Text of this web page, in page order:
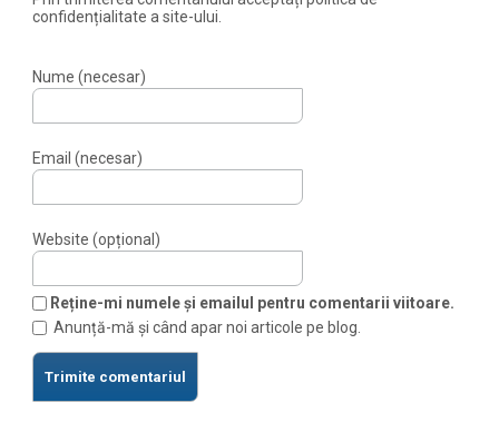
confidențialitate a site-ului.
Nume (necesar)
Email (necesar)
Website (opțional)
Reține-mi numele și emailul pentru comentarii viitoare.
Anunță-mă și când apar noi articole pe blog.